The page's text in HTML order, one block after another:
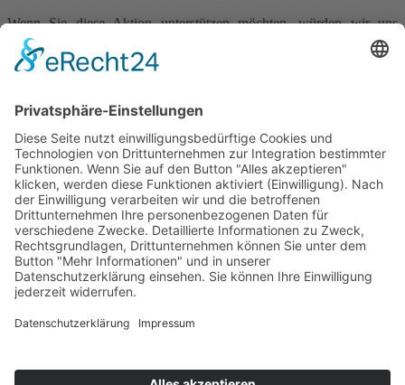
Wenn Sie diese Aktion unterstützen möchten, würden wir uns
freuen, wenn Sie ein oder gerne auch mehrere Pakete packen und in
der Zeitvom 21.11. - 14.12.2021
WeihnachtstruckerWebseite oder auf der
Zurück
Weiter
Startseite
Sitemap
Datenschutz
AGB
Kontakt
Impressum